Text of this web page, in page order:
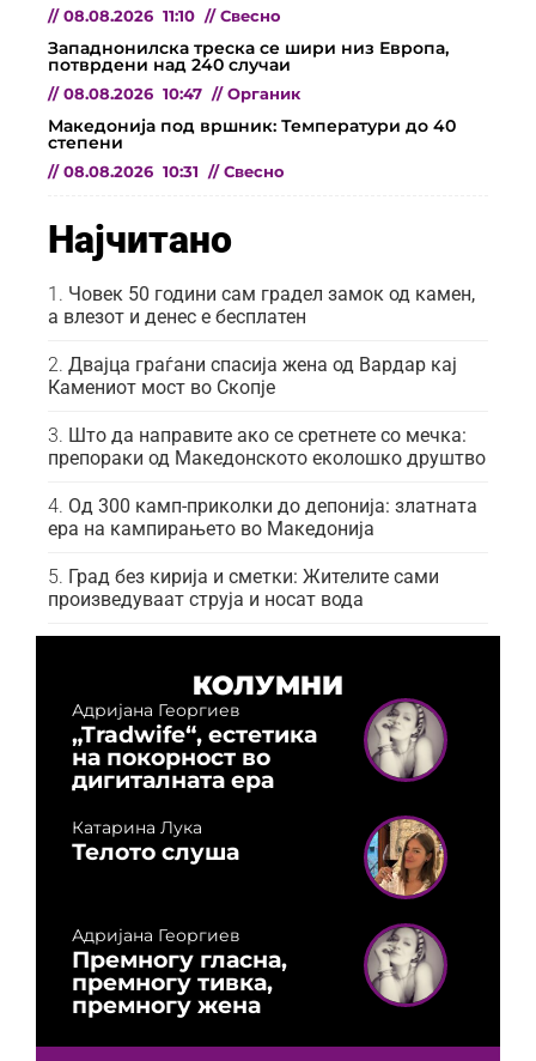
// 08.08.2026 11:10 // Свесно
Западнонилска треска се шири низ Европа,
потврдени над 240 случаи
// 08.08.2026 10:47 // Органик
Македонија под вршник: Температури до 40
степени
// 08.08.2026 10:31 // Свесно
Најчитано
Човек 50 години сам градел замок од камен,
а влезот и денес е бесплатен
Двајца граѓани спасија жена од Вардар кај
Камениот мост во Скопје
Што да направите ако се сретнете со мечка:
препораки од Македонското еколошко друштво
Од 300 камп-приколки до депонија: златната
ера на кампирањето во Македонија
Град без кирија и сметки: Жителите сами
произведуваат струја и носат вода
КОЛУМНИ
Адријана Георгиев
„Tradwife“, естетика
на покорност во
дигиталната ера
Катарина Лука
Телото слуша
Адријана Георгиев
Премногу гласна,
премногу тивка,
премногу жена